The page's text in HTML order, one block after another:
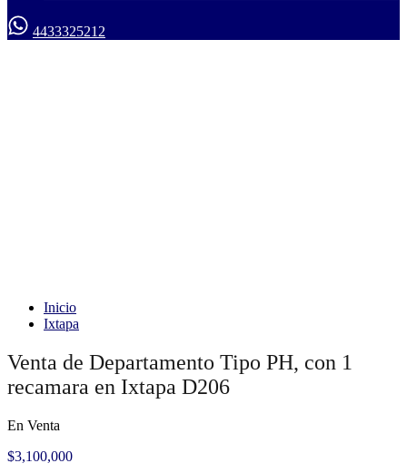
4433325212
Inicio
Ixtapa
Venta de Departamento Tipo PH, con 1
recamara en Ixtapa D206
En Venta
$3,100,000